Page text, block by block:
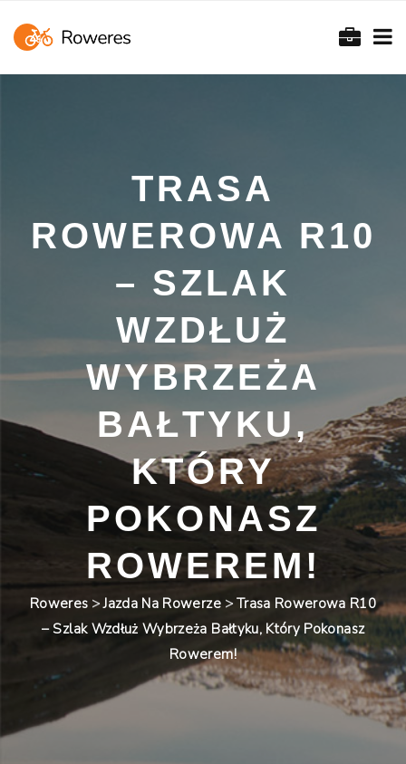
TRASA
ROWEROWA R10
– SZLAK
WZDŁUŻ
WYBRZEŻA
BAŁTYKU,
KTÓRY
POKONASZ
ROWEREM!
Roweres >Jazda Na Rowerze> Trasa Rowerowa R10
– Szlak Wzdłuż Wybrzeża Bałtyku, Który Pokonasz
Rowerem!